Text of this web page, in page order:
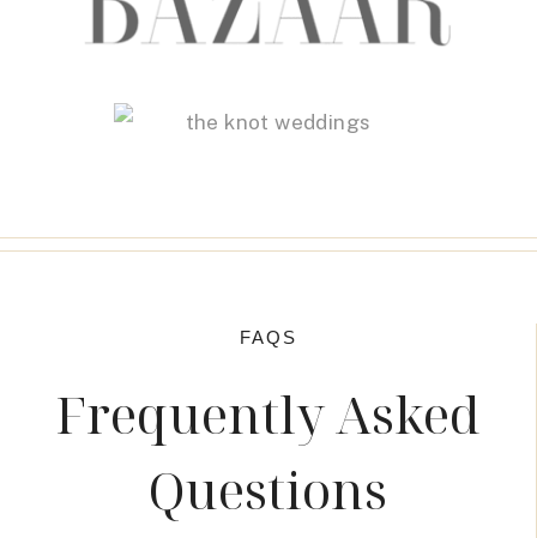
FAQS
Frequently Asked
Questions